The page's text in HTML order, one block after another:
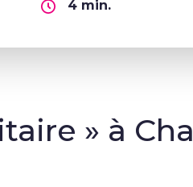
4 min.
» à